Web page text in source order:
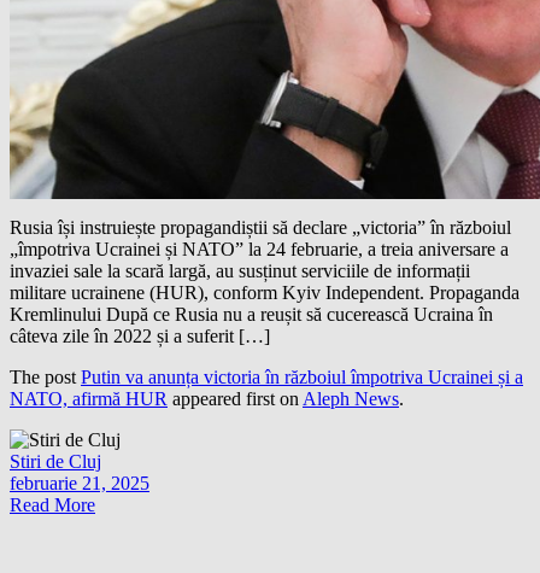
Rusia își instruiește propagandiștii să declare „victoria” în războiul
„împotriva Ucrainei și NATO” la 24 februarie, a treia aniversare a
invaziei sale la scară largă, au susținut serviciile de informații
militare ucrainene (HUR), conform Kyiv Independent. Propaganda
Kremlinului După ce Rusia nu a reușit să cucerească Ucraina în
câteva zile în 2022 și a suferit […]
The postPutin va anunța victoria în războiul împotriva Ucrainei și a
NATO, afirmă HUR appeared first onAleph News.
Stiri de Cluj
februarie 21, 2025
Read More